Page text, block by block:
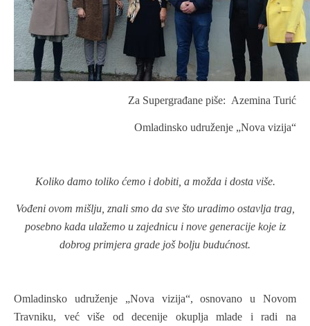
Za Supergrađane piše: Azemina Turić
Omladinsko udruženje „Nova vizija“
Koliko damo toliko ćemo i dobiti, a možda i dosta više.
Vođeni ovom mišlju, znali smo da sve što uradimo ostavlja trag,
posebno kada ulažemo u zajednicu i nove generacije koje iz
dobrog primjera grade još bolju budućnost.
Omladinsko udruženje „Nova vizija“, osnovano u Novom
Travniku, već više od decenije okuplja mlade i radi na